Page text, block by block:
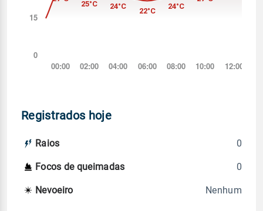
Registrados hoje
Raios 0
Focos de queimadas 0
Nevoeiro Nenhum